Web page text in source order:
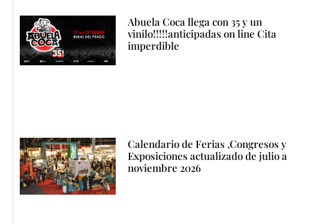
Abuela Coca llega con 35 y un
vinilo!!!!!anticipadas on line Cita
imperdible
Calendario de Ferias ,Congresos y
Exposiciones actualizado de julio a
noviembre 2026